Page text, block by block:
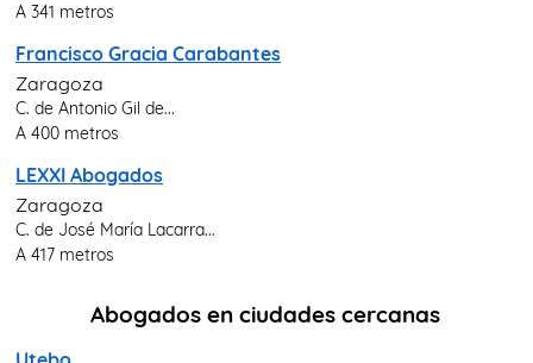
A 341 metros
Francisco Gracia Carabantes
Zaragoza
C. de Antonio Gil de...
A 400 metros
LEXXI Abogados
Zaragoza
C. de José María Lacarra...
A 417 metros
Abogados en ciudades cercanas